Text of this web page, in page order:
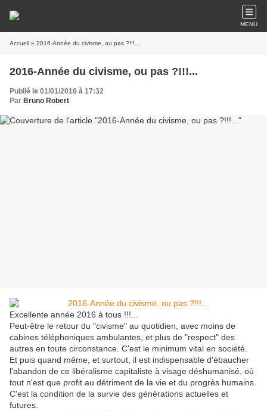
MENU
Accueil » 2016-Année du civisme, ou pas ?!!!...
2016-Année du civisme, ou pas ?!!!...
Publié le 01/01/2016 à 17:32
Par Bruno Robert
Excellente année 2016 à tous !!!...
Peut-être le retour du "civisme" au quotidien, avec moins de
cabines téléphoniques ambulantes, et plus de "respect" des
autres en toute circonstance. C'est le minimum vital en société.
Et puis quand même, et surtout, il est indispensable d'ébaucher
l'abandon de ce libéralisme capitaliste à visage déshumanisé, où
tout n'est que profit au détriment de la vie et du progrès humains.
C'est la condition de la survie des générations actuelles et
futures.